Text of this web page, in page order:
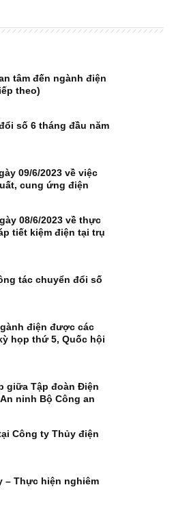
tâm đến ngành điện
theo)
số 6 tháng đầu năm
09/6/2023 về việc
cung ứng điện
08/6/2023 về thực
tiết kiệm điện tại trụ
tác chuyển đổi số
điện được các
họp thứ 5, Quốc hội
giữa Tập đoàn Điện
ninh Bộ Công an
Công ty Thủy điện
– Thực hiện nghiêm